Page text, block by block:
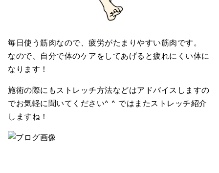
毎日使う筋肉なので、疲労がたまりやすい筋肉です。
なので、自分で体のケアをしてあげると疲れにくい体に
なります！
施術の際にもストレッチ方法などはアドバイスしますの
でお気軽に聞いてください^ ^ ではまたストレッチ紹介
しますね！